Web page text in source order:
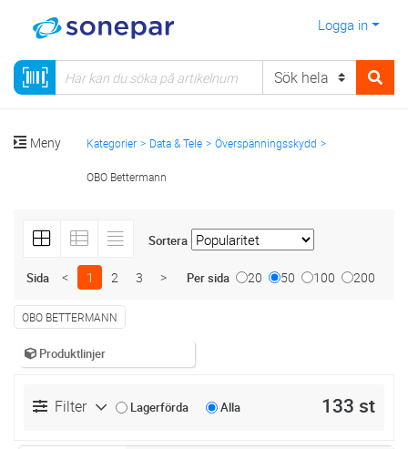
Logga in
Meny Kategorier Data & Tele Överspänningsskydd
OBO Bettermann
Sortera
Sida < 1 2 3 > Per sida 20 50 100 200
OBO BETTERMANN
Produktlinjer
Filter Lagerförda Alla 133 st